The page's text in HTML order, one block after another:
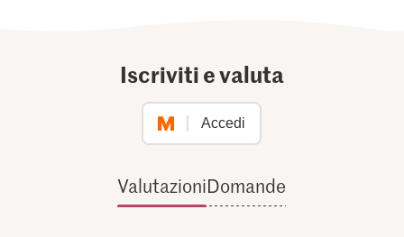
Iscriviti e valuta
Accedi
ValutazioniDomande